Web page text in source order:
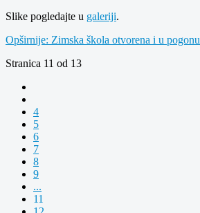
Slike pogledajte u galeriji.
Opširnije: Zimska škola otvorena i u pogonu
Stranica 11 od 13
4
5
6
7
8
9
...
11